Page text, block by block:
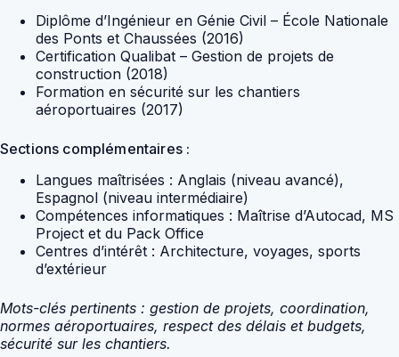
Diplôme d’Ingénieur en Génie Civil – École Nationale
des Ponts et Chaussées (2016)
Certification Qualibat – Gestion de projets de
construction (2018)
Formation en sécurité sur les chantiers
aéroportuaires (2017)
Sections complémentaires :
Langues maîtrisées : Anglais (niveau avancé),
Espagnol (niveau intermédiaire)
Compétences informatiques : Maîtrise d’Autocad, MS
Project et du Pack Office
Centres d’intérêt : Architecture, voyages, sports
d’extérieur
Mots-clés pertinents : gestion de projets, coordination,
normes aéroportuaires, respect des délais et budgets,
sécurité sur les chantiers.